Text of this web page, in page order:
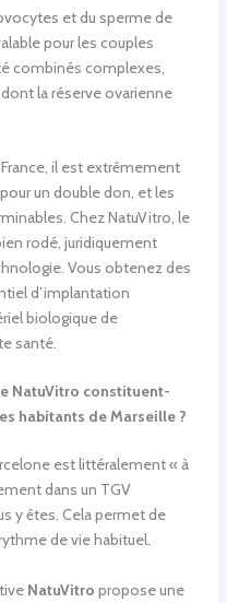
et du sperme de
pour les couples
combinés complexes,
la réserve ovarienne
il est extrêmement
un double don, et les
Chez NatuVitro, le
rodé, juridiquement
Vous obtenez des
d’implantation
biologique de
santé.
NatuVitro constituent-
habitants de Marseille ?
est littéralement « à
dans un TGV
y êtes. Cela permet de
de vie habituel.
NatuVitro propose une